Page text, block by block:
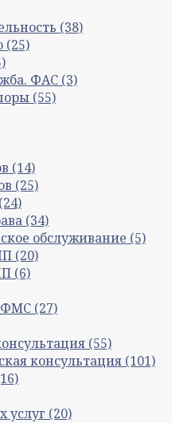
(38)
(25)
ФАС (3)
(55)
(14)
(25)
(24)
(34)
обслуживание (5)
(20)
(6)
ФМС (27)
(55)
консультация (101)
услуг (20)